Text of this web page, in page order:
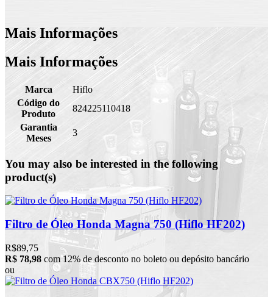
Mais Informações
Mais Informações
Marca
Hiflo
Código do
Produto
824225110418
Garantia
Meses
3
You may also be interested in the following
product(s)
Filtro de Óleo Honda Magna 750 (Hiflo HF202)
R$89,75
R$ 78,98 com 12% de desconto no boleto ou depósito bancário
ou